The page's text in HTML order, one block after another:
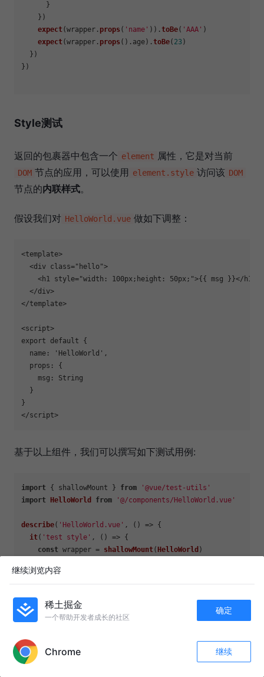
      }
    })
expect(wrapper. props ( 'name' )).toBe( 'AAA' )
expect(wrapper. props (). age ).toBe( 23 )
  })
})
Style测试
返回的包裹器中包含一个 element 属性，它是对当前
DOM 节点的应用，可以使用 element.style 访问该 DOM
节点的内联样式。
假设我们对 HelloWorld.vue 做如下调整：
<template>
  <div class="hello">
    <h1 style="width: 100px;height: 50px;">{{ msg }}</h1>
  </div>
</template>
<script>
export default {
  name: 'HelloWorld',
  props: {
    msg: String
  }
}
基于以上组件，我们可以撰写如下测试用例:
import { shallowMount } from
'@vue/test-utils'
import
HelloWorld from '@/components/HelloWorld.vue'
describe( 'HelloWorld.vue' , () => {
it( 'test style' , () => {
const wrapper = shallowMount( HelloWorld )
expect
expect(style.height).toBe('50px')
  })
})
293
继续浏览内容
稀土掘金
一个帮助开发者成长的社区
确定
Chrome 继续